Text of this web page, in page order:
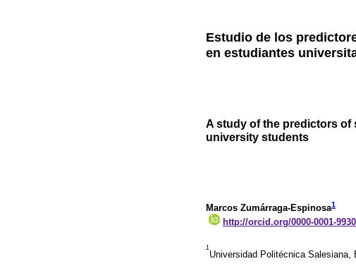
Estudio de los
en estudiantes
A study of the predictors of
university students
Marcos Zumárraga-Espinosa1
http://orcid.org/0000-0001-
1
Universidad Politécnica Salesiana,